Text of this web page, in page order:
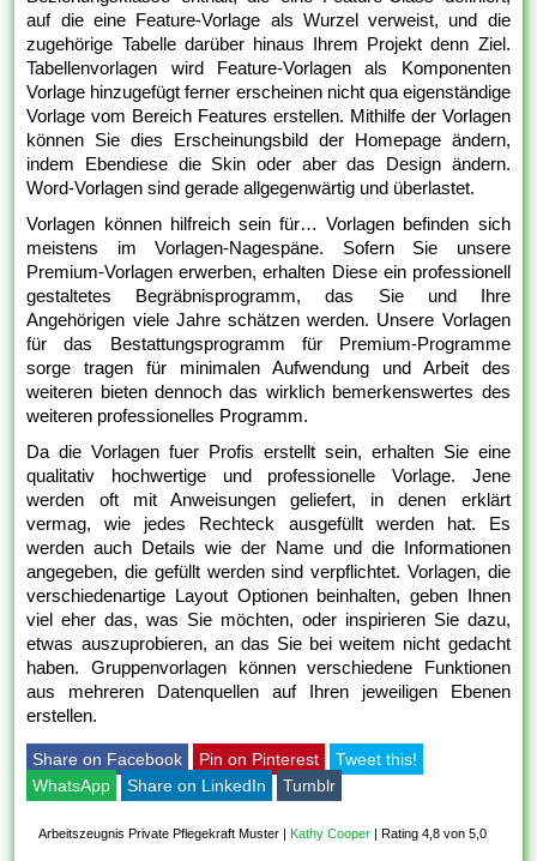
auf die eine Feature-Vorlage als Wurzel verweist, und die
zugehörige Tabelle darüber hinaus Ihrem Projekt denn Ziel.
Tabellenvorlagen wird Feature-Vorlagen als Komponenten
Vorlage hinzugefügt ferner erscheinen nicht qua eigenständige
Vorlage vom Bereich Features erstellen. Mithilfe der Vorlagen
können Sie dies Erscheinungsbild der Homepage ändern,
indem Ebendiese die Skin oder aber das Design ändern.
Word-Vorlagen sind gerade allgegenwärtig und überlastet.
Vorlagen können hilfreich sein für… Vorlagen befinden sich
meistens im Vorlagen-Nagespäne. Sofern Sie unsere
Premium-Vorlagen erwerben, erhalten Diese ein professionell
gestaltetes Begräbnisprogramm, das Sie und Ihre
Angehörigen viele Jahre schätzen werden. Unsere Vorlagen
für das Bestattungsprogramm für Premium-Programme
sorge tragen für minimalen Aufwendung und Arbeit des
weiteren bieten dennoch das wirklich bemerkenswertes des
weiteren professionelles Programm.
Da die Vorlagen fuer Profis erstellt sein, erhalten Sie eine
qualitativ hochwertige und professionelle Vorlage. Jene
werden oft mit Anweisungen geliefert, in denen erklärt
vermag, wie jedes Rechteck ausgefüllt werden hat. Es
werden auch Details wie der Name und die Informationen
angegeben, die gefüllt werden sind verpflichtet. Vorlagen, die
verschiedenartige Layout Optionen beinhalten, geben Ihnen
viel eher das, was Sie möchten, oder inspirieren Sie dazu,
etwas auszuprobieren, an das Sie bei weitem nicht gedacht
haben. Gruppenvorlagen können verschiedene Funktionen
aus mehreren Datenquellen auf Ihren jeweiligen Ebenen
erstellen.
Share on Facebook Pin on Pinterest
Tweet this!
WhatsApp
Share on LinkedIn Tumblr
Arbeitszeugnis Private Pflegekraft Muster | Kathy Cooper |Rating 4,8 von 5,0